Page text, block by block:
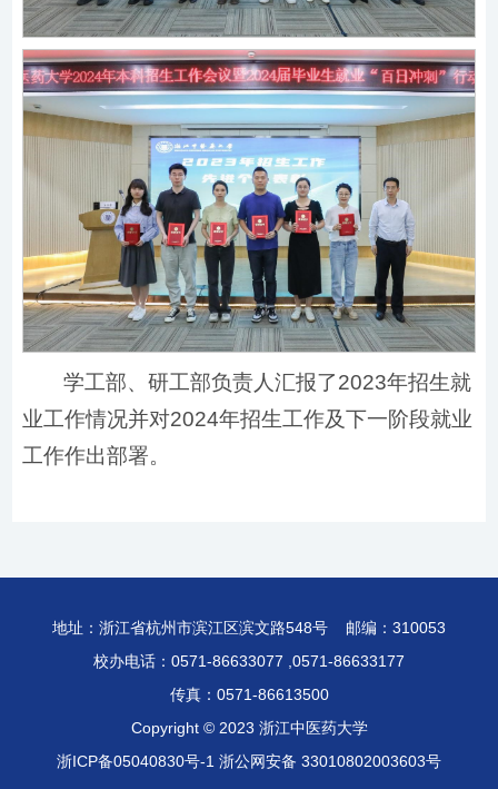
学工部、研工部负责人汇报了2023年招生就
业工作情况并对2024年招生工作及下一阶段就业
工作作出部署。
地址：浙江省杭州市滨江区滨文路548号 邮编：310053
校办电话：0571-86633077 ,0571-86633177
传真：0571-86613500
Copyright © 2023 浙江中医药大学
浙ICP备05040830号-1 浙公网安备 33010802003603号